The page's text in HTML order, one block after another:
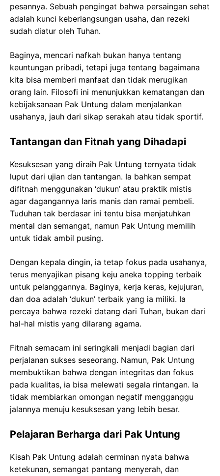
pesannya. Sebuah pengingat bahwa persaingan sehat
adalah kunci keberlangsungan usaha, dan rezeki
sudah diatur oleh Tuhan.
Baginya, mencari nafkah bukan hanya tentang
keuntungan pribadi, tetapi juga tentang bagaimana
kita bisa memberi manfaat dan tidak merugikan
orang lain. Filosofi ini menunjukkan kematangan dan
kebijaksanaan Pak Untung dalam menjalankan
usahanya, jauh dari sikap serakah atau tidak sportif.
Tantangan dan Fitnah yang Dihadapi
Kesuksesan yang diraih Pak Untung ternyata tidak
luput dari ujian dan tantangan. Ia bahkan sempat
difitnah menggunakan ‘dukun’ atau praktik mistis
agar dagangannya laris manis dan ramai pembeli.
Tuduhan tak berdasar ini tentu bisa menjatuhkan
mental dan semangat, namun Pak Untung memilih
untuk tidak ambil pusing.
Dengan kepala dingin, ia tetap fokus pada usahanya,
terus menyajikan pisang keju aneka topping terbaik
untuk pelanggannya. Baginya, kerja keras, kejujuran,
dan doa adalah ‘dukun’ terbaik yang ia miliki. Ia
percaya bahwa rezeki datang dari Tuhan, bukan dari
hal-hal mistis yang dilarang agama.
Fitnah semacam ini seringkali menjadi bagian dari
perjalanan sukses seseorang. Namun, Pak Untung
membuktikan bahwa dengan integritas dan fokus
pada kualitas, ia bisa melewati segala rintangan. Ia
tidak membiarkan omongan negatif mengganggu
jalannya menuju kesuksesan yang lebih besar.
Pelajaran Berharga dari Pak Untung
Kisah Pak Untung adalah cerminan nyata bahwa
ketekunan, semangat pantang menyerah, dan